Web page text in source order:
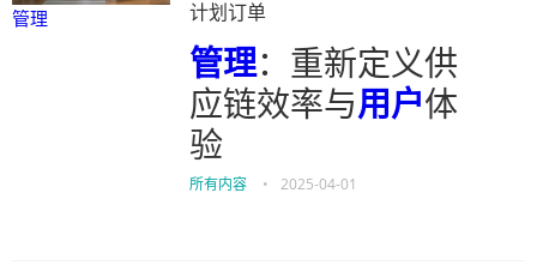
管理 计划订单
管理：重新定义供
应链效率与用户体
验
所有内容 • 2025-04-01